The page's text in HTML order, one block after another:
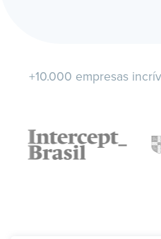
+10.000 empresas